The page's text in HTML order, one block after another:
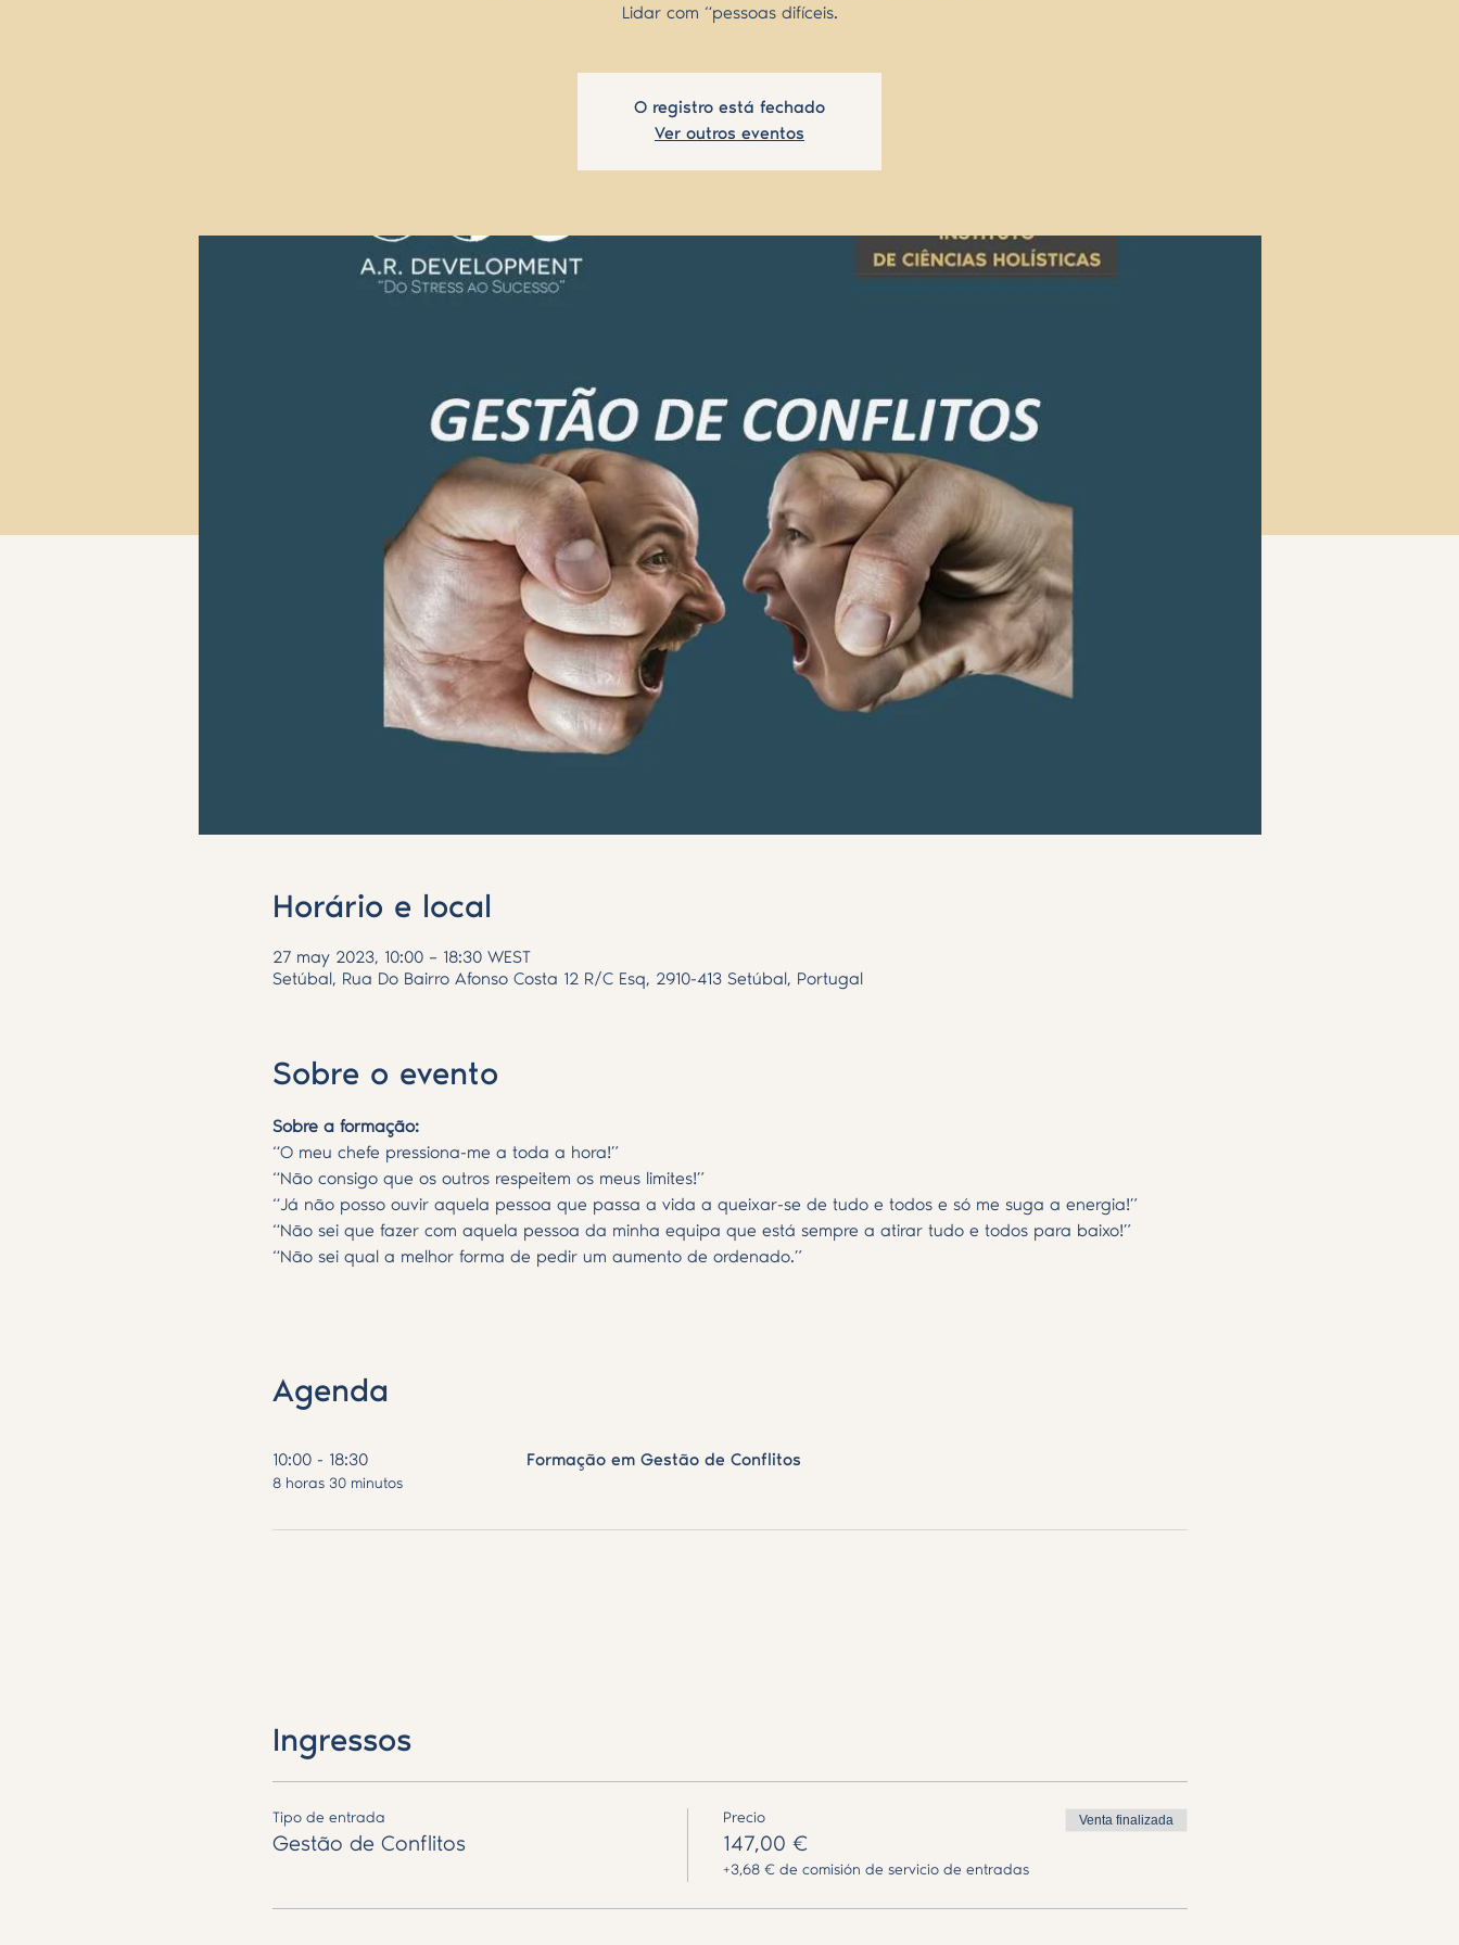
Lidar com “pessoas difíceis.
O registro está fechado
Ver outros eventos
Horário e local
27 may 2023, 10:00 – 18:30 WEST
Setúbal, Rua Do Bairro Afonso Costa 12 R/C Esq, 2910-413 Setúbal, Portugal
Sobre o evento
Sobre a formação:
“O meu chefe pressiona-me a toda a hora!”
“Não consigo que os outros respeitem os meus limites!”
“Já não posso ouvir aquela pessoa que passa a vida a queixar-se de tudo e todos e só me suga a energia!”
“Não sei que fazer com aquela pessoa da minha equipa que está sempre a atirar tudo e todos para baixo!”
“Não sei qual a melhor forma de pedir um aumento de ordenado.”
Agenda
10:00 - 18:30
8 horas 30 minutos
Formação em Gestão de Conflitos
Ingressos
Tipo de entrada
Gestão de Conflitos
Precio
147,00 €
+3,68 € de comisión de servicio de entradas
Venta finalizada